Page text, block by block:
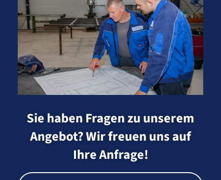
Sie haben Fragen zu unserem
Angebot? Wir freuen uns auf
Ihre Anfrage!